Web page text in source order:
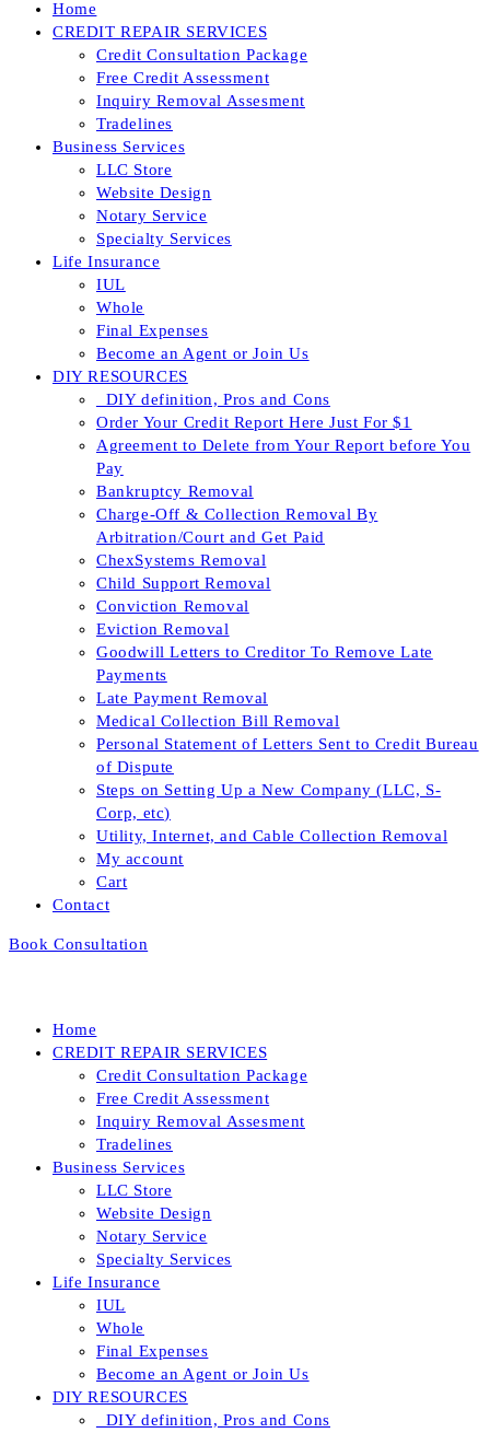
Home
CREDIT REPAIR SERVICES
Credit Consultation Package
Free Credit Assessment
Inquiry Removal Assesment
Tradelines
Business Services
LLC Store
Website Design
Notary Service
Specialty Services
Life Insurance
IUL
Whole
Final Expenses
Become an Agent or Join Us
DIY RESOURCES
_DIY definition, Pros and Cons
Order Your Credit Report Here Just For $1
Agreement to Delete from Your Report before You
Pay
Bankruptcy Removal
Charge-Off & Collection Removal By
Arbitration/Court and Get Paid
ChexSystems Removal
Child Support Removal
Conviction Removal
Eviction Removal
Goodwill Letters to Creditor To Remove Late
Payments
Late Payment Removal
Medical Collection Bill Removal
Personal Statement of Letters Sent to Credit Bureau
of Dispute
Steps on Setting Up a New Company (LLC, S-
Corp, etc)
Utility, Internet, and Cable Collection Removal
My account
Cart
Contact
Book Consultation
Home
CREDIT REPAIR SERVICES
Credit Consultation Package
Free Credit Assessment
Inquiry Removal Assesment
Tradelines
Business Services
LLC Store
Website Design
Notary Service
Specialty Services
Life Insurance
IUL
Whole
Final Expenses
Become an Agent or Join Us
DIY RESOURCES
_DIY definition, Pros and Cons